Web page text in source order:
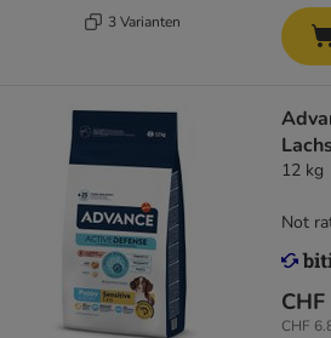
3 Varianten
Lachs
12 kg
CHF
Not